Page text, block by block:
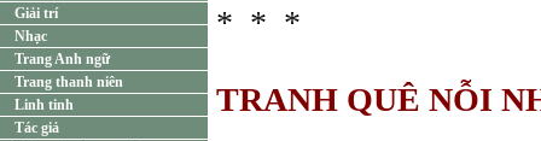
Giải trí
Nhạc
Trang Anh ngữ
Trang thanh niên
Linh tinh
Tác giả
* * *
TRANH QUÊ NỖI